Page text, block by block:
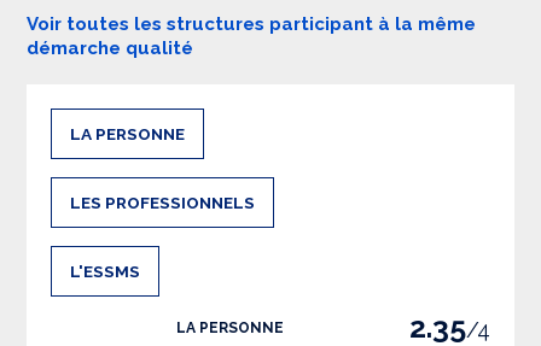
Voir toutes les structures participant à la même
démarche qualité
LA PERSONNE
LES PROFESSIONNELS
L'ESSMS
LA PERSONNE 2.35/4